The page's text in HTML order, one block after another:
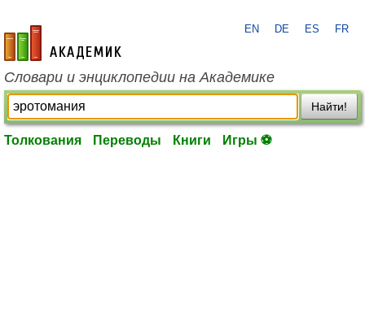
academic.ru
EN DE ES FR
Словари и энциклопедии на Академике
Найти!
Толкования Переводы Книги Игры ⚽